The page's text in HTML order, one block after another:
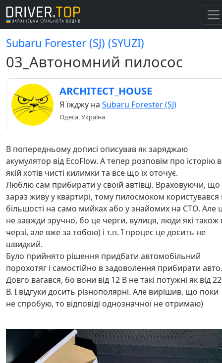
Subaru Forester (SJ) (SYUZI)
03_Автономний пилосос
ARCHITECT_HOUSE
Я їжджу на Subaru Forester (SJ)
Одеса, Україна
В попередньому дописі описував як заряджаю
акумулятор від EcoFlow. А тепер розповім про історію в
якій хотів чисті килимки та все що їх оточує.
Люблю сам прибирати у своїй автівці. Враховуючи, що
зараз живу у квартирі, тому пилосмоком користувався
більшості на само мийках або у знайомих на СТО. Але
не завжди зручно, бо це черги, вулиця, люди які також
черзі, але вже за тобою) і т.п. І процес це досить не
швидкий.
Було прийнято рішення придбати автомобільний
порохотяг і самостійно в задоволення прибирати авто.
Довго вагався, бо вони від 12 В не такі потужні як від
В. І відгуки досить різнополярні. Але вирішив, що поки
не спробую, то відповіді однозначної не отримаю)